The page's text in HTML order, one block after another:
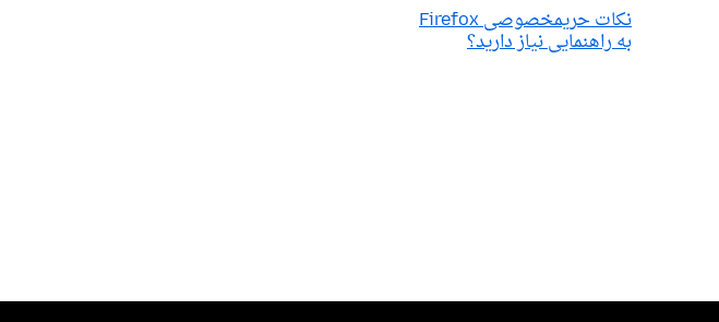
نکات حریمخصوصی Firefox
به راهنمایی نیاز دارید؟